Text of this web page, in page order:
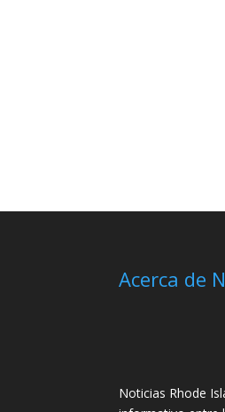
Acerca de
Noticias Rhode